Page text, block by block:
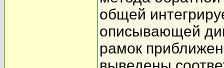
общей
описывающей
рамок